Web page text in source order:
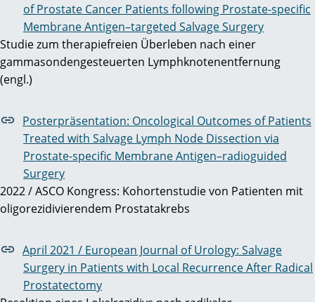
of Prostate Cancer Patients following Prostate-specific
Membrane Antigen–targeted Salvage Surgery
Studie zum therapiefreien Überleben nach einer
gammasondengesteuerten Lymphknotenentfernung
(engl.)
Posterpräsentation: Oncological Outcomes of Patients
Treated with Salvage Lymph Node Dissection via
Prostate-specific Membrane Antigen–radioguided
Surgery
2022 / ASCO Kongress: Kohortenstudie von Patienten mit
oligorezidivierendem Prostatakrebs
April 2021 / European Journal of Urology: Salvage
Surgery in Patients with Local Recurrence After Radical
Prostatectomy